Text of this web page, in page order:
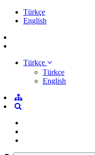
Türkçe
English
Türkçe
Türkçe
English